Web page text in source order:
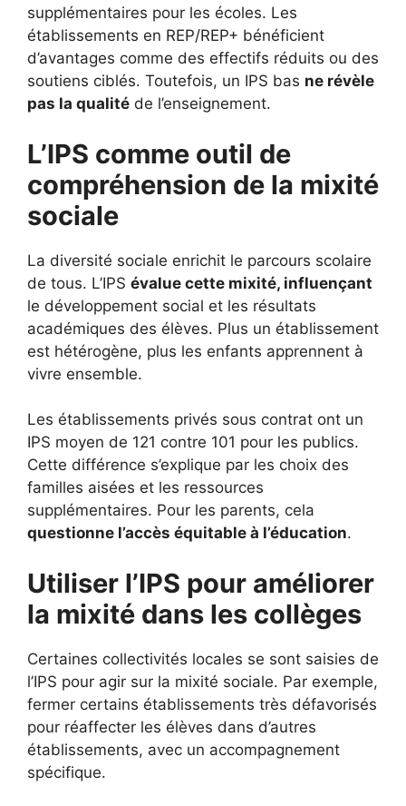
supplémentaires pour les écoles. Les
établissements en REP/REP+ bénéficient
d’avantages comme des effectifs réduits ou des
soutiens ciblés. Toutefois, un IPS bas ne révèle
pas la qualité de l’enseignement.
L’IPS comme outil de
compréhension de la mixité
sociale
La diversité sociale enrichit le parcours scolaire
de tous. L’IPS évalue cette mixité, influençant
le développement social et les résultats
académiques des élèves. Plus un établissement
est hétérogène, plus les enfants apprennent à
vivre ensemble.
Les établissements privés sous contrat ont un
IPS moyen de 121 contre 101 pour les publics.
Cette différence s’explique par les choix des
familles aisées et les ressources
supplémentaires. Pour les parents, cela
questionne l’accès équitable à l’éducation.
Utiliser l’IPS pour améliorer
la mixité dans les collèges
Certaines collectivités locales se sont saisies de
l’IPS pour agir sur la mixité sociale. Par exemple,
fermer certains établissements très défavorisés
pour réaffecter les élèves dans d’autres
établissements, avec un accompagnement
spécifique.